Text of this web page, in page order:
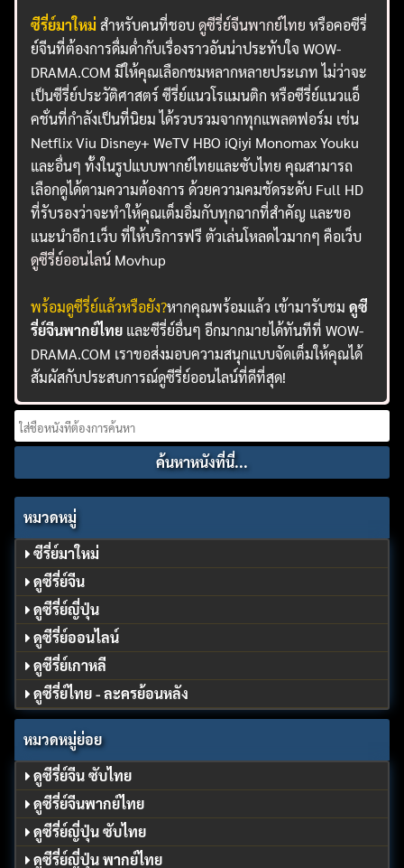
ซีรี่ย์มาใหม่ สำหรับคนที่ชอบดูซีรี่ย์จีนพากย์ไทย หรือคอซีรี่
ย์จีนที่ต้องการดื่มด่ำกับเรื่องราวอันน่าประทับใจ WOW-
DRAMA.COM มีให้คุณเลือกชมหลากหลายประเภท ไม่ว่าจะ
เป็นซีรี่ย์ประวัติศาสตร์ ซีรี่ย์แนวโรแมนติก หรือซีรี่ย์แนวแอ็
คชั่นที่กำลังเป็นที่นิยม ได้รวบรวมจากทุกแพลตฟอร์ม เช่น
Netflix Viu Disney+ WeTV HBO iQiyi Monomax Youku
และอื่นๆ ทั้งในรูปแบบพากย์ไทยและซับไทย คุณสามารถ
เลือกดูได้ตามความต้องการ ด้วยความคมชัดระดับ Full HD
ที่รับรองว่าจะทำให้คุณเต็มอิ่มกับทุกฉากที่สำคัญ และขอ
แนะนำอีก1เว็บ ที่ให้บริการฟรี ตัวเล่นโหลดไวมากๆ คือเว็บ
ดูซีรี่ย์ออนไลน์ Movhup
พร้อมดูซีรี่ย์แล้วหรือยัง?หากคุณพร้อมแล้ว เข้ามารับชมดูซี
รี่ย์จีนพากย์ไทย และซีรี่ย์อื่นๆ อีกมากมายได้ทันทีที่ WOW-
DRAMA.COM เราขอส่งมอบความสนุกแบบจัดเต็มให้คุณได้
สัมผัสกับประสบการณ์ดูซีรี่ย์ออนไลน์ที่ดีที่สุด!
Search
for:
หมวดหมู่
ซีรี่ย์มาใหม่
ดูซีรี่ย์จีน
ดูซีรี่ย์ญี่ปุ่น
ดูซีรี่ย์ออนไลน์
ดูซีรี่ย์เกาหลี
ดูซีรี่ย์ไทย - ละครย้อนหลัง
หมวดหมู่ย่อย
ดูซีรี่ย์จีน ซับไทย
ดูซีรี่ย์จีนพากย์ไทย
ดูซีรี่ย์ญี่ปุ่น ซับไทย
ดูซีรี่ย์ญี่ปุ่น พากย์ไทย